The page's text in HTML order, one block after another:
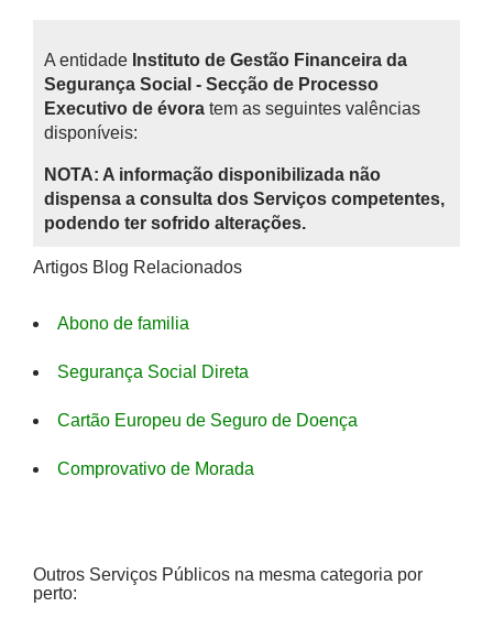
A entidade Instituto de Gestão Financeira da
Segurança Social - Secção de Processo
Executivo de évora tem as seguintes valências
disponíveis:
NOTA: A informação disponibilizada não
dispensa a consulta dos Serviços competentes,
podendo ter sofrido alterações.
Artigos Blog Relacionados
Abono de familia
Segurança Social Direta
Cartão Europeu de Seguro de Doença
Comprovativo de Morada
Outros Serviços Públicos na mesma categoria por
perto: